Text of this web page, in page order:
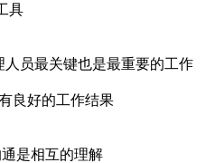
具
员最关键也是最重要的工作
良好的工作结果
是相互的理解